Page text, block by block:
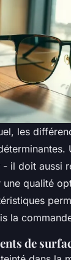
les
il doit aussi
qualité
la
de